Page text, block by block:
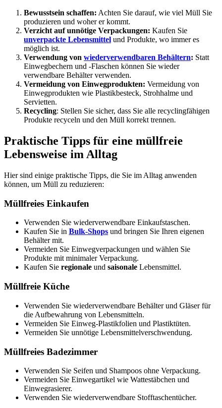
Bewusstsein schaffen: Achten Sie darauf, wie viel Müll Sie
produzieren und woher er kommt.
Verzicht auf unnötige Verpackungen: Kaufen Sie
unverpackte Lebensmittel und Produkte, wo immer es
möglich ist.
Verwendung von wiederverwendbaren Behältern: Statt
Einwegbechern und -Flaschen können Sie wieder
verwendbare Behälter verwenden.
Vermeidung von Einwegprodukten: Vermeidung von
Einwegprodukten wie Plastikbesteck, Strohhalme und
Servietten.
Recycling: Stellen Sie sicher, dass Sie alle recyclingfähigen
Produkte recyceln und den Müll korrekt trennen.
Praktische Tipps für eine müllfreie
Lebensweise im Alltag
Hier sind einige praktische Tipps, die Sie im Alltag anwenden
können, um Müll zu reduzieren:
Müllfreies Einkaufen
Verwenden Sie wiederverwendbare Einkaufstaschen.
Kaufen Sie in Bulk-Shops und bringen Sie Ihren eigenen
Behälter mit.
Vermeiden Sie Einwegverpackungen und wählen Sie
Produkte mit minimaler Verpackung.
Kaufen Sie regionale und saisonale Lebensmittel.
Müllfreie Küche
Verwenden Sie wiederverwendbare Behälter und Gläser für
die Aufbewahrung von Lebensmitteln.
Vermeiden Sie Einweg-Plastikfolien und Plastiktüten.
Vermeiden Sie unnötige Lebensmittelverschwendung.
Müllfreies Badezimmer
Verwenden Sie Seifen und Shampoos ohne Verpackung.
Vermeiden Sie Einwegartikel wie Wattestäbchen und
Einwegrasierer.
Verwenden Sie wiederverwendbare Stofftaschentücher.